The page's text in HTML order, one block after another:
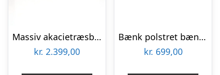
Massiv akacietræsbænk med stenlook, 120x45x35 cm, entrebænk med metalramme, designer sengebænk, soveværelsesbænk, lille garderobebænk, spisestuebænk
kr. 2.399,00
Bænk polstret bænk sengebænk, fløjlslook, 100 x 36 x 45 cm, grøn
kr. 699,00